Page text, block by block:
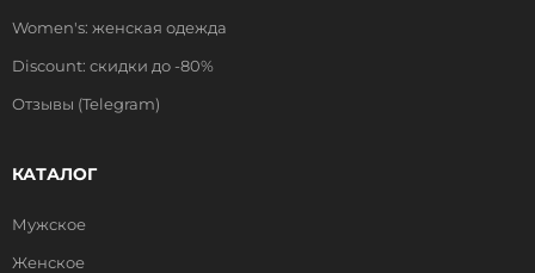
Women's: женская одежда
Discount: скидки до -80%
Отзывы (Telegram)
КАТАЛОГ
Мужское
Женское